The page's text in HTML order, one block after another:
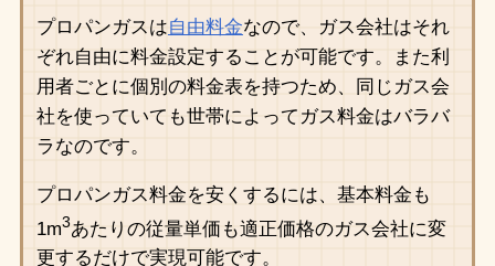
プロパンガスは自由料金なので、ガス会社はそれ
ぞれ自由に料金設定することが可能です。また利
用者ごとに個別の料金表を持つため、同じガス会
社を使っていても世帯によってガス料金はバラバ
ラなのです。
プロパンガス料金を安くするには、基本料金も
1m3あたりの従量単価も適正価格のガス会社に変
更するだけで実現可能です。